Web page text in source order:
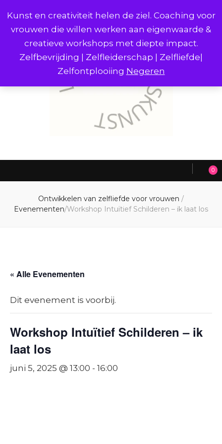
Kunst en creativiteit helen de ziel. Coaching voor
vrouwen die willen werken aan eigenwaarde &
creatieve workshops met diepte impact.
Zelfbevrijding | Zelfleiderschap | Zelfliefde|
Zelfontplooiing Negeren
0
Ontwikkelen van zelfliefde voor vrouwen /
Evenementen/Workshop Intuïtief Schilderen – ik laat los
« Alle Evenementen
Dit evenement is voorbij.
Workshop Intuïtief Schilderen – ik
laat los
juni 5, 2025 @ 13:00 - 16:00